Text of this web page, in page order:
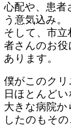
心配や、患
う意気込み。
そして、市
者さんのお役
あります。
僕がこのク
日ほとんど
大きな病院
したのもそ